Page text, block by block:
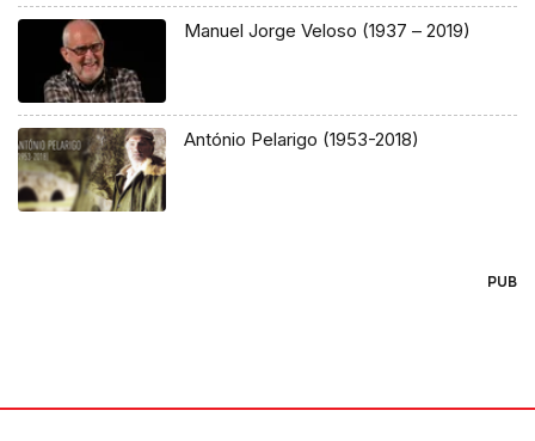
Manuel Jorge Veloso (1937 – 2019)
António Pelarigo (1953-2018)
PUB